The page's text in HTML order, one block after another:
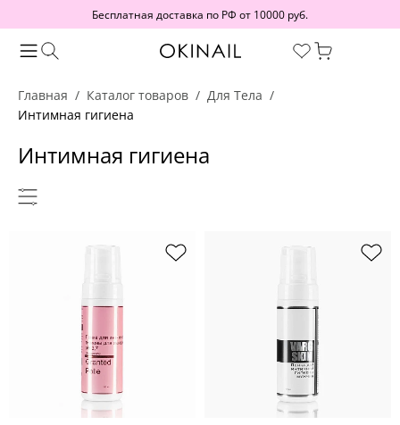
Бесплатная доставка по РФ от 10000 руб.
Главная Каталог товаров
Для Тела
Интимная гигиена
Интимная гигиена